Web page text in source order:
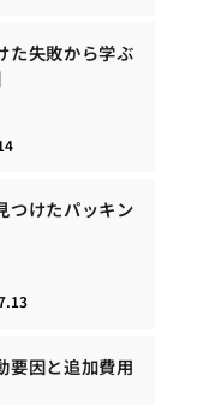
た失敗から学ぶ
つけたパッキン
要因と追加費用